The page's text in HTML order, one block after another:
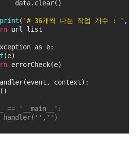
print ( '# 36개씩 나눈 작업 개수 : ' ,
url_list
as e:
(e)
errorCheck(e)
context):
== '__main__':